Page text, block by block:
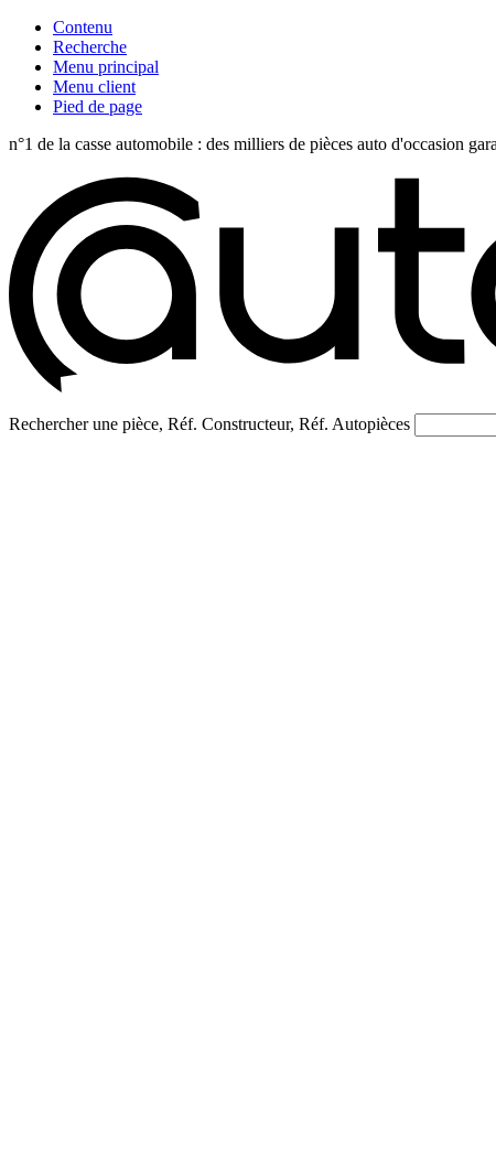
Contenu
Recherche
Menu principal
Menu client
Pied de page
n°1 de la casse automobile : des milliers de pièces auto
Rechercher une pièce, Réf. Constructeur, Réf. Autopièces